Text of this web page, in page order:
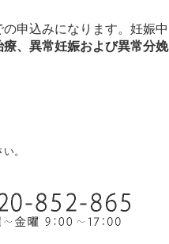
申込みになります。妊娠中
、異常妊娠および異常分娩
。